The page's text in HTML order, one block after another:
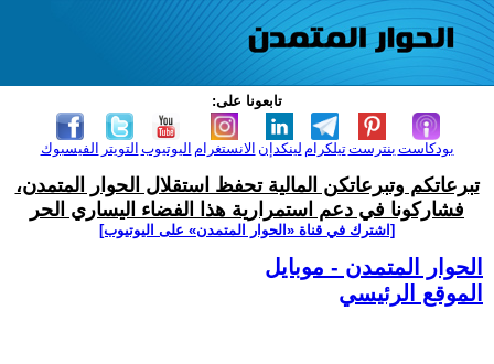
تابعونا على:
الفيسبوك التويتر اليوتيوب الانستغرام لينكدإن تيلكرامبنترست بودكاست
تبرعاتكم وتبرعاتكن المالية تحفظ استقلال الحوار المتمدن،
فشاركونا في دعم استمرارية هذا الفضاء اليساري الحر
[اشترك في قناة ‫«الحوار المتمدن» على اليوتيوب]
الحوار المتمدن - موبايل
الموقع الرئيسي